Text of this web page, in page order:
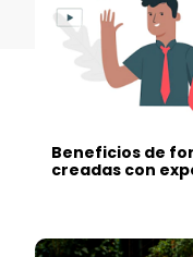
Beneficios de
creadas con